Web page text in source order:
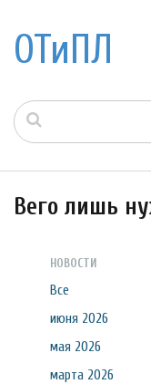
ОТиПЛ
Вего лишь
НОВОСТИ
Все
июня 2026
мая 2026
марта 2026